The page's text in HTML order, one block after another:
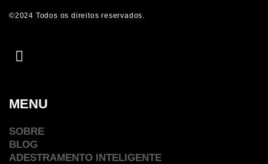
©2024 Todos os direitos reservados.
MENU
SOBRE
BLOG
ADESTRAMENTO INTELIGENTE